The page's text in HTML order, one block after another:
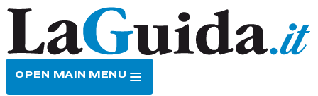
OPEN MAIN MENU